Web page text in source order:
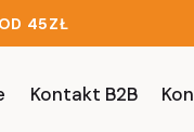
45ZŁ
Kontakt B2B